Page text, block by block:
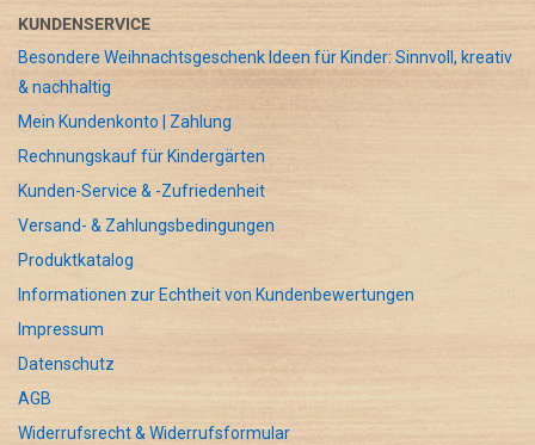
KUNDENSERVICE
Besondere Weihnachtsgeschenk Ideen für Kinder: Sinnvoll, kreativ
& nachhaltig
Mein Kundenkonto | Zahlung
Rechnungskauf für Kindergärten
Kunden-Service & -Zufriedenheit
Versand- & Zahlungsbedingungen
Produktkatalog
Informationen zur Echtheit von Kundenbewertungen
Impressum
Datenschutz
AGB
Widerrufsrecht & Widerrufsformular